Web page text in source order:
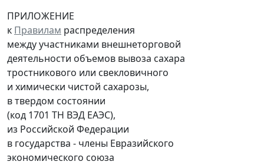
ПРИЛОЖЕНИЕ
к Правилам распределения
между участниками внешнеторговой
деятельности объемов вывоза сахара
тростникового или свекловичного
и химически чистой сахарозы,
в твердом состоянии
(код 1701 ТН ВЭД ЕАЭС),
из Российской Федерации
в государства - члены Евразийского
экономического союза